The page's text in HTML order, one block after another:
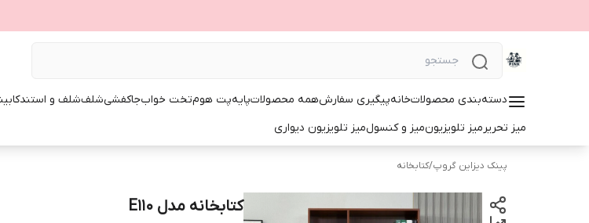
دسته‌بندی محصولاتخانهپیگیری سفارشهمه محصولاتپایهپت هومتخت خوابجاکفشیشلفشلف و استند
میز تحریرمیز تلویزیونمیز و کنسولمیز تلویزیون دیواری
پینک دیزاین گروپ/کتابخانه
کتابخانه مدل E110